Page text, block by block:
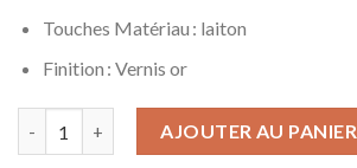
Touches Matériau : laiton
Finition : Vernis or
AJOUTER AU PANIER